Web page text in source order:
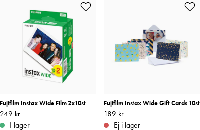
Fujifilm Instax Wide Film 2x10st
Pris: 249 kr
249 kr
I lager
Fujifilm Instax Wide Gift Cards 10st
Pris: 189 kr
189 kr
Ej i lager